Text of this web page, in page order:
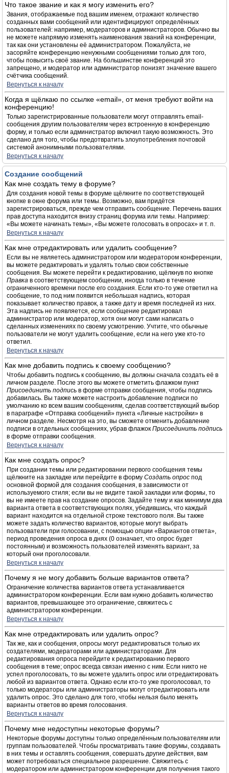
Что такое звание и как я могу изменить его?
Звания, отображаемые под вашим именем, отражают количество
созданных вами сообщений или идентифицируют определённых
пользователей: например, модераторов и администраторов. Обычно вы
не можете напрямую изменять наименования званий на конференции,
так как они установлены её администратором. Пожалуйста, не
засоряйте конференцию ненужными сообщениями только для того,
чтобы повысить своё звание. На большинстве конференций это
запрещено, и модератор или администратор понизят значение вашего
счётчика сообщений.
Вернуться к началу
Когда я щёлкаю по ссылке «email», от меня требуют войти на
конференцию!
Только зарегистрированные пользователи могут отправлять email-
сообщения другим пользователям через встроенную в конференцию
форму, и только если администратор включил такую возможность. Это
сделано для того, чтобы предотвратить злоупотребления почтовой
системой анонимными пользователями.
Вернуться к началу
Создание сообщений
Как мне создать тему в форуме?
Для создания новой темы в форуме щёлкните по соответствующей
кнопке в окне форума или темы. Возможно, вам придётся
зарегистрироваться, прежде чем отправить сообщение. Перечень ваших
прав доступа находится внизу страниц форума или темы. Например:
«Вы можете начинать темы», «Вы можете голосовать в опросах» и т. п.
Вернуться к началу
Как мне отредактировать или удалить сообщение?
Если вы не являетесь администратором или модератором конференции,
вы можете редактировать и удалять только свои собственные
сообщения. Вы можете перейти к редактированию, щёлкнув по кнопке
Правка в соответствующем сообщении, иногда только в течение
ограниченного времени после его создания. Если кто-то уже ответил на
сообщение, то под ним появится небольшая надпись, которая
показывает количество правок, а также дату и время последней из них.
Эта надпись не появляется, если сообщение редактировал
администратор или модератор, хотя они могут сами написать о
сделанных изменениях по своему усмотрению. Учтите, что обычные
пользователи не могут удалить сообщение, если на него уже кто-то
ответил.
Вернуться к началу
Как мне добавить подпись к своему сообщению?
Чтобы добавить подпись к сообщению, вы должны сначала создать её в
личном разделе. После этого вы можете отметить флажком пункт
Присоединить подпись в форме отправки сообщения, чтобы подпись
добавилась. Вы также можете настроить добавление подписи по
умолчанию ко всем вашим сообщениям, сделав соответствующий выбор
в параграфе «Отправка сообщений» пункта «Личные настройки» в
личном разделе. Несмотря на это, вы сможете отменить добавление
подписи в отдельных сообщениях, убрав флажок Присоединить подпись
в форме отправки сообщения.
Вернуться к началу
Как мне создать опрос?
При создании темы или редактировании первого сообщения темы
щёлкните на закладке или перейдите в форму Создать опрос под
основной формой для создания сообщения, в зависимости от
используемого стиля; если вы не видите такой закладки или формы, то
вы не имеете прав на создание опросов. Задайте тему и как минимум два
варианта ответа в соответствующих полях, убедившись, что каждый
вариант находится на отдельной строке текстового поля. Вы также
можете задать количество вариантов, которые могут выбрать
пользователи при голосовании, с помощью опции «Вариантов ответа»,
период проведения опроса в днях (0 означает, что опрос будет
постоянным) и возможность пользователей изменять вариант, за
который они проголосовали.
Вернуться к началу
Почему я не могу добавить больше вариантов ответа?
Ограничение количества вариантов ответа устанавливается
администратором конференции. Если вам нужно добавить количество
вариантов, превышающее это ограничение, свяжитесь с
администратором конференции.
Вернуться к началу
Как мне отредактировать или удалить опрос?
Так же, как и сообщения, опросы могут редактироваться только их
создателями, модераторами или администраторами. Для
редактирования опроса перейдите к редактированию первого
сообщения в теме; опрос всегда связан именно с ним. Если никто не
успел проголосовать, то вы можете удалить опрос или отредактировать
любой из вариантов ответа. Однако если кто-то уже проголосовал, то
только модераторы или администраторы могут отредактировать или
удалить опрос. Это сделано для того, чтобы нельзя было менять
варианты ответов во время голосования.
Вернуться к началу
Почему мне недоступны некоторые форумы?
Некоторые форумы доступны только определённым пользователям или
группам пользователей. Чтобы просматривать такие форумы, создавать
в них темы и оставлять сообщения, совершать другие действия, вам
может потребоваться специальное разрешение. Свяжитесь с
модератором или администратором конференции для получения такого